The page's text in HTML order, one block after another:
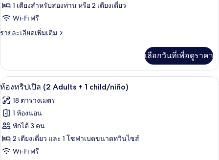
ห้อง
ซู
พี
บเบิล,
ระเบียง
1 เตียงสำหรับสองท่าน หรือ 2 เตียงเดี่ยว
Wi-Fi ฟรี
รายละเอียดเพิ่มเติม
ราย
เกี่ยว
กับ
ห้อง
พี
เรียดั
ระเบียง
เลือกวันที่เพื่อดูราคา
เปิด
ภาพถ่าย
ทั้งหมด
ของ
ห้อง
ทริปเปิล
โต๊ะทำงาน, ผ้าม่านกันแสง, ห้องเก็บเสี
5
ห้องทริปเปิล (2 Adults + 1 child/niño)
18 ตารางเมตร
1 ห้องนอน
พักได้ 3 คน
2 เตียงเดี่ยว และ 1 โซฟาเบดขนาดทวินไซส์
Wi-Fi ฟรี